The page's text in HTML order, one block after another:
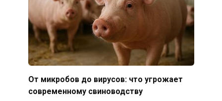
От микробов до вирусов: что угрожает
современному свиноводству